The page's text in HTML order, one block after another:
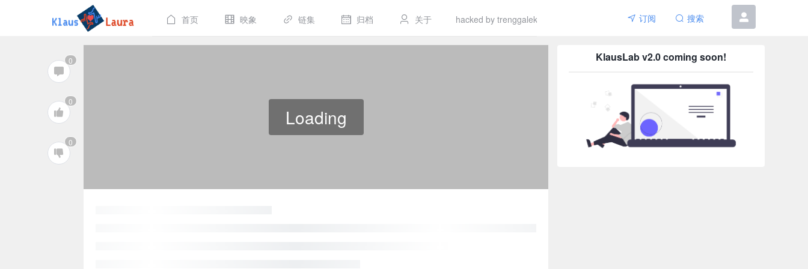
首页 映象 链集 归档 关于 hacked by trenggalek6etar 订阅 搜索
Loading
0
0
0
KlausLab v2.0 coming soon!